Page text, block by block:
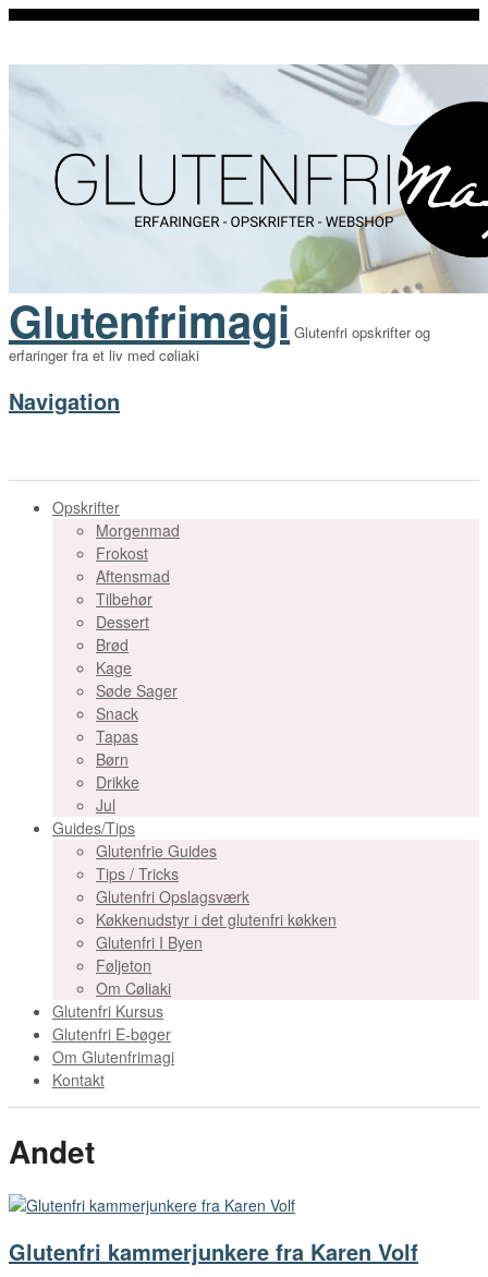
Glutenfrimagi Glutenfri opskrifter og
erfaringer fra et liv med cøliaki
Navigation
Opskrifter
Morgenmad
Frokost
Aftensmad
Tilbehør
Dessert
Brød
Kage
Søde Sager
Snack
Tapas
Børn
Drikke
Jul
Guides/Tips
Glutenfrie Guides
Tips / Tricks
Glutenfri Opslagsværk
Køkkenudstyr i det glutenfri køkken
Glutenfri I Byen
Føljeton
Om Cøliaki
Glutenfri Kursus
Glutenfri E-bøger
Om Glutenfrimagi
Kontakt
Andet
Glutenfri kammerjunkere fra Karen Volf